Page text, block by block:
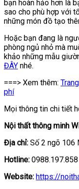
bạn hoàn hảo hơn là
sao cho phù hợp với
những món đồ tạo
Hoặc bạn đang là
phòng ngủ nhỏ mà
khảo những mẫu
ĐÂY nhé.
===> Xem thêm:
phí
Mọi thông tin chi tiết
Nội thất thông minh
Địa chỉ: Số 2 ngõ 106
Hotline:
Website: https://